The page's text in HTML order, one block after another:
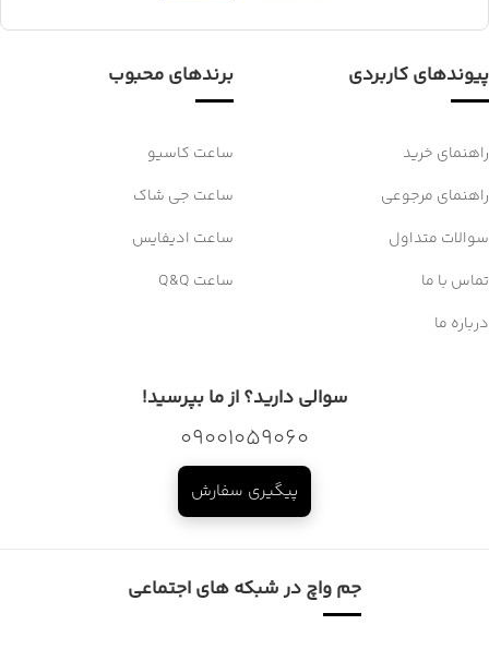
پیوندهای کاربردی
راهنمای خرید
راهنمای مرجوعی
سوالات متداول
تماس با ما
درباره ما
برندهای محبوب
ساعت کاسیو
ساعت جی شاک
ساعت ادیفایس
ساعت Q&Q
سوالی دارید؟ از ما بپرسید!
09001059060
پیگیری سفارش
جم واچ در شبکه های اجتماعی